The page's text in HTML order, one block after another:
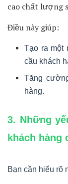
Quy trình
thu thập phản
Bằng cách lắng
và điểm yếu
cao chất lượng